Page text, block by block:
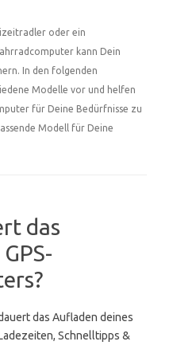
oder ein
kann Dein
In den folgenden
Modelle vor und helfen
für Deine Bedürfnisse zu
Modell für Deine
das
das Aufladen deines
Schnelltipps &